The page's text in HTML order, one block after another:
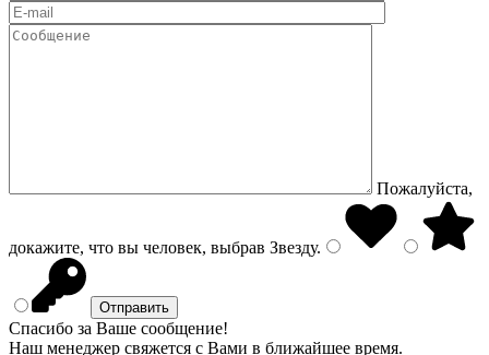
Пожалуйста,
докажите, что вы человек, выбрав Звезду.
Спасибо за Ваше сообщение!
Наш менеджер свяжется с Вами в ближайшее время.